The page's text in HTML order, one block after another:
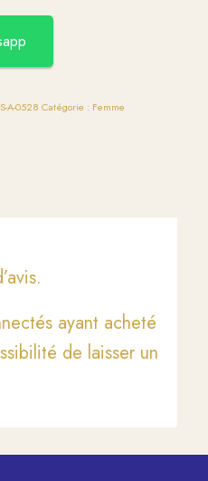
A-0528 Catégorie : Femme
ayant acheté
de laisser un